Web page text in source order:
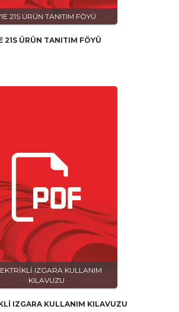
21S ÜRÜN TANITIM FÖYÜ
21S ÜRÜN TANITIM FÖYÜ
IZGARA KULLANIM
KILAVUZU
IZGARA KULLANIM KILAVUZU